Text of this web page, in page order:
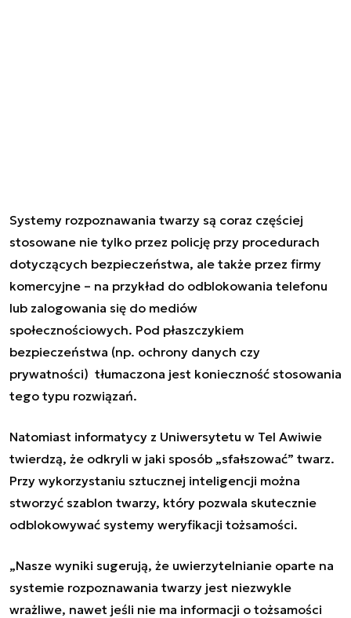
Systemy rozpoznawania twarzy są coraz częściej
stosowane nie tylko przez policję przy procedurach
dotyczących bezpieczeństwa, ale także przez firmy
komercyjne – na przykład do odblokowania telefonu
lub zalogowania się do mediów
społecznościowych. Pod płaszczykiem
bezpieczeństwa (np. ochrony danych czy
prywatności) tłumaczona jest konieczność stosowania
tego typu rozwiązań.
Natomiast informatycy z Uniwersytetu w Tel Awiwie
twierdzą, że odkryli w jaki sposób „sfałszować” twarz.
Przy wykorzystaniu sztucznej inteligencji można
stworzyć szablon twarzy, który pozwala skutecznie
odblokowywać systemy weryfikacji tożsamości.
„Nasze wyniki sugerują, że uwierzytelnianie oparte na
systemie rozpoznawania twarzy jest niezwykle
wrażliwe, nawet jeśli nie ma informacji o tożsamości